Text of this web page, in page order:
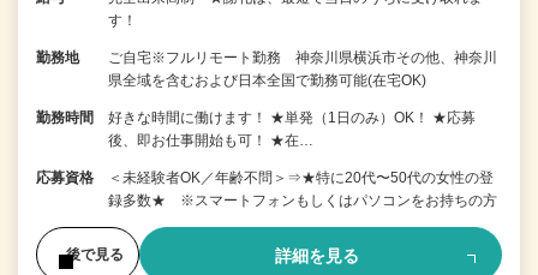
す！
勤務地
ご自宅※フルリモート勤務 神奈川県横浜市その他、神奈川
県全域を含むおよび日本全国で勤務可能(在宅OK)
勤務時間
好きな時間に働けます！ ★単発（1日のみ）OK！ ★応募
後、即お仕事開始も可！ ★在…
応募資格
＜未経験者OK／年齢不問＞⇒★特に20代〜50代の女性の登
録多数★ ※スマートフォンもしくはパソコンをお持ちの方
後で見る 詳細を見る